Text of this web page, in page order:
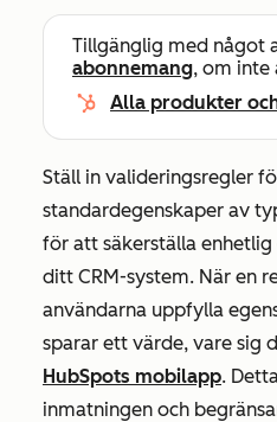
Tillgänglig med något
abonnemang, om inte
Alla produkter
Ställ in valideringsregler
standardegenskaper av
för att säkerställa
ditt CRM-system. När en
användarna uppfylla
sparar ett värde, vare sig
HubSpots mobilapp.
inmatningen och